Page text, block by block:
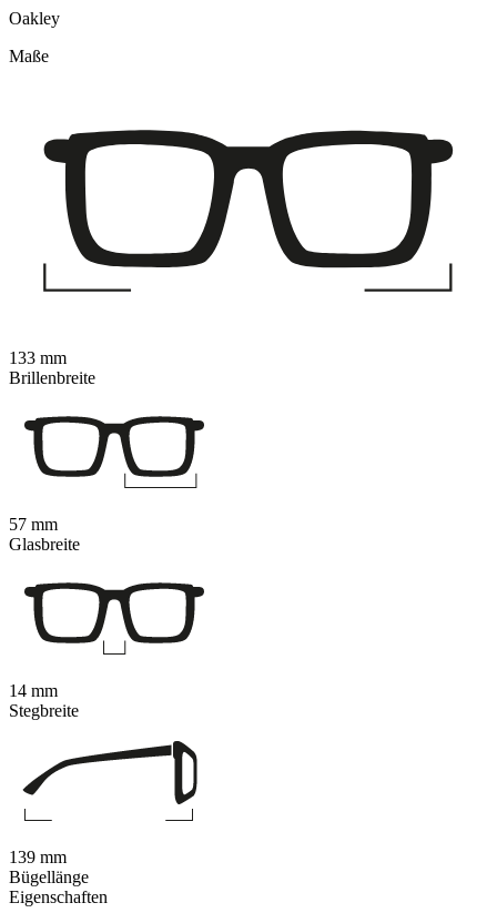
Oakley
Eigenschaften
Maße
133 mm
Brillenbreite
57 mm
Glasbreite
14 mm
Stegbreite
139 mm
Bügellänge